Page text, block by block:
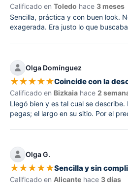
Calificado en Toledo hace 3 meses
Sencilla, práctica y con buen look.
exagerada. Era justo lo que
Olga Domínguez
★★★★★Coincide con la
Calificado en Bizkaia hace 2
Llegó bien y es tal cual se describe.
pegas; el largo en su sitio. Por el
Olga G.
★★★★★Sencilla y sin
Calificado en Alicante hace 3 días